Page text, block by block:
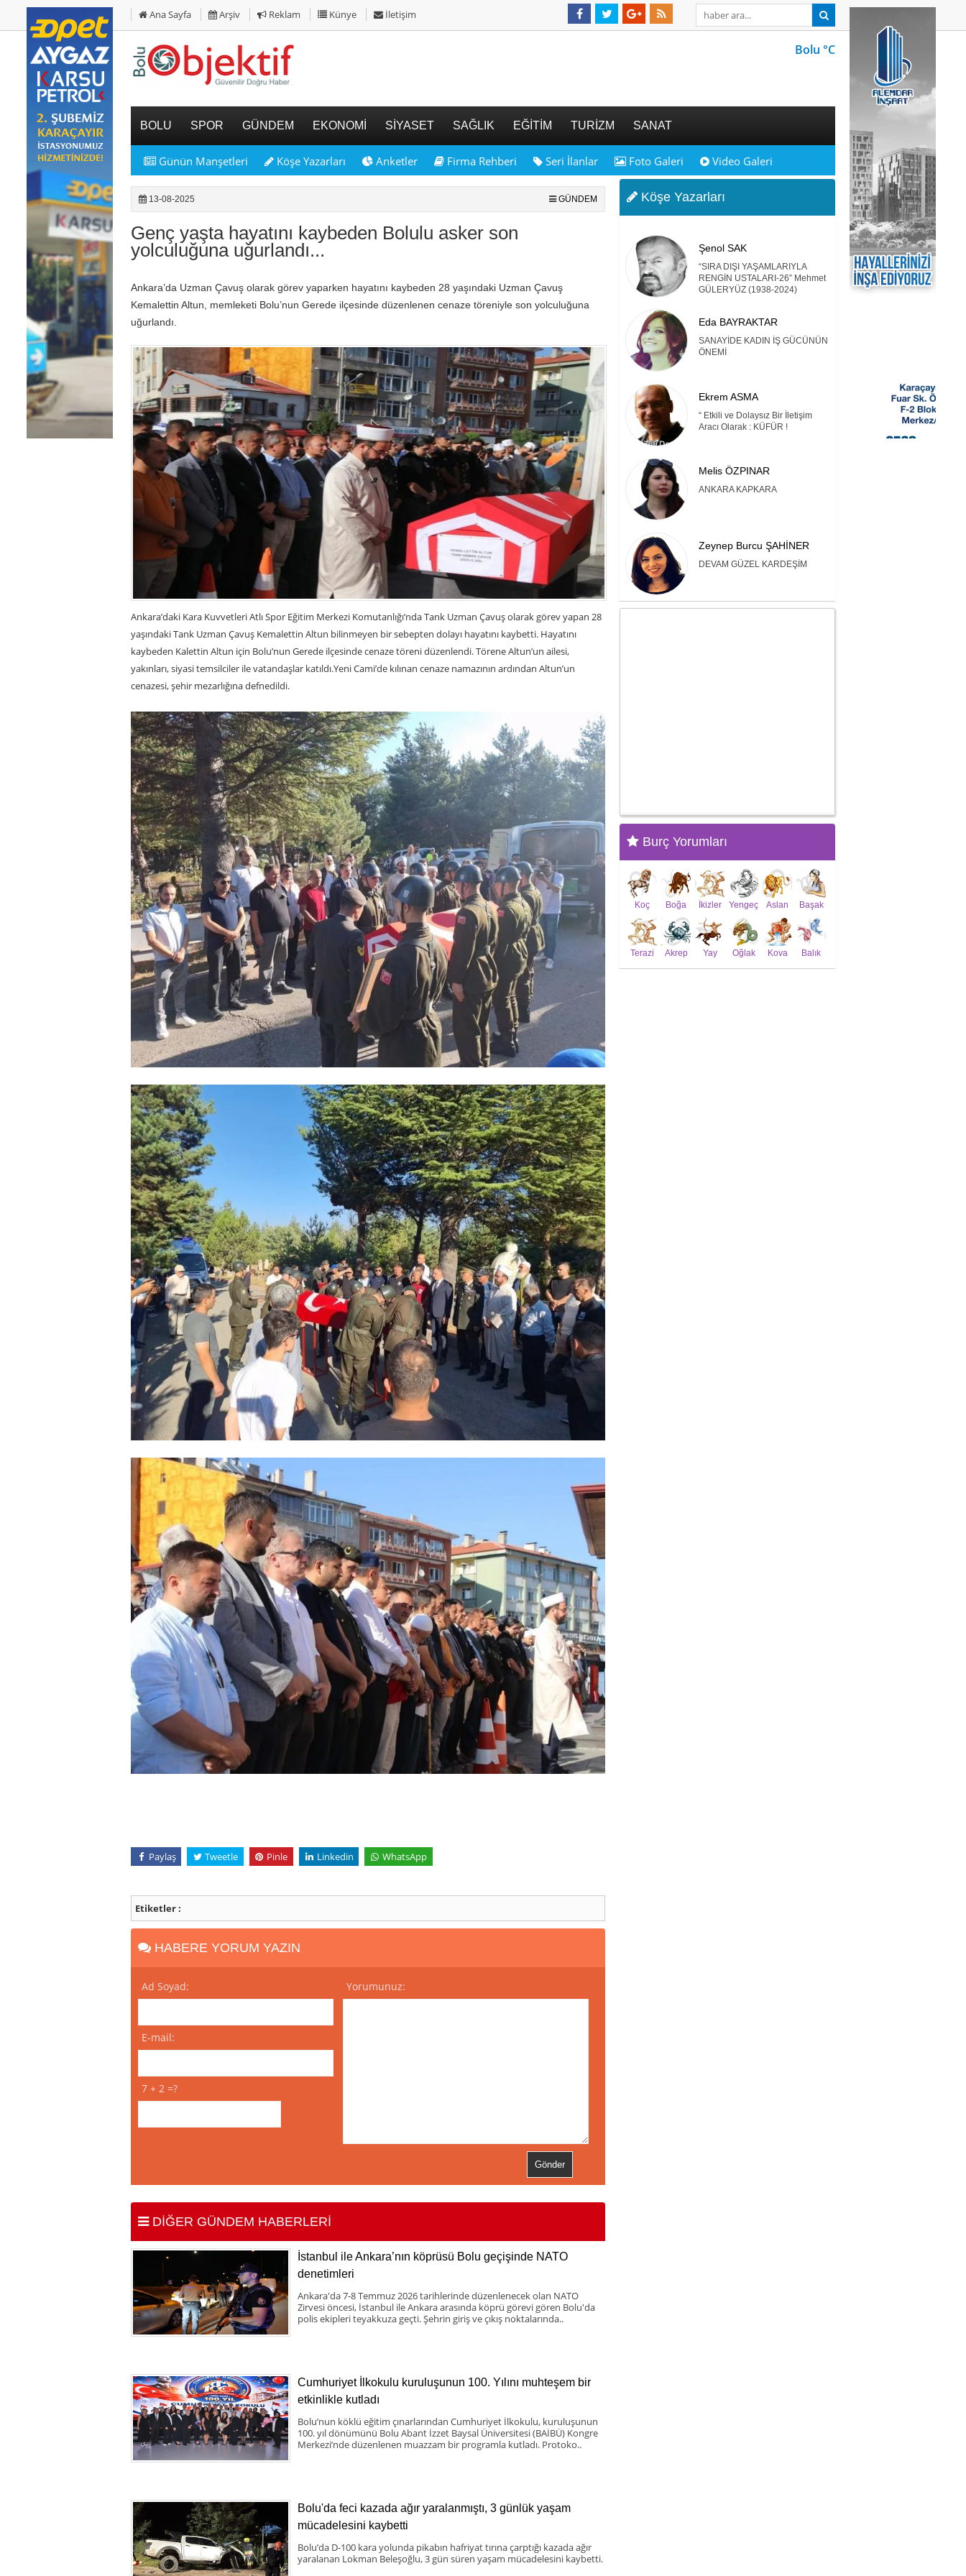
Ana Sayfa Arşiv Reklam Künye İletişim
Bolu °C
BOLU SPOR GÜNDEM EKONOMİ SİYASET SAĞLIK EĞİTİM TURİZM SANAT
Günün Manşetleri Köşe Yazarları Anketler Firma Rehberi Seri İlanlar Foto Galeri Video Galeri
13-08-2025 GÜNDEM
Genç yaşta hayatını kaybeden Bolulu asker son
yolculuğuna uğurlandı...
Ankara’da Uzman Çavuş olarak görev yaparken hayatını kaybeden 28 yaşındaki Uzman Çavuş
Kemalettin Altun, memleketi Bolu’nun Gerede ilçesinde düzenlenen cenaze töreniyle son yolculuğuna
uğurlandı.
Ankara’daki Kara Kuvvetleri Atlı Spor Eğitim Merkezi Komutanlığı’nda Tank Uzman Çavuş olarak görev yapan 28
yaşındaki Tank Uzman Çavuş Kemalettin Altun bilinmeyen bir sebepten dolayı hayatını kaybetti. Hayatını
kaybeden Kalettin Altun için Bolu’nun Gerede ilçesinde cenaze töreni düzenlendi. Törene Altun’un ailesi,
yakınları, siyasi temsilciler ile vatandaşlar katıldı.Yeni Cami’de kılınan cenaze namazının ardından Altun’un
cenazesi, şehir mezarlığına defnedildi.
Paylaş Tweetle Pinle Linkedin WhatsApp
Etiketler :
HABERE YORUM YAZIN
Ad Soyad:
E-mail:
7 + 2 =?
Yorumunuz:
DİĞER GÜNDEM HABERLERİ
İstanbul ile Ankara’nın köprüsü Bolu geçişinde NATO
denetimleri
Ankara'da 7-8 Temmuz 2026 tarihlerinde düzenlenecek olan NATO
Zirvesi öncesi, İstanbul ile Ankara arasında köprü görevi gören Bolu'da
polis ekipleri teyakkuza geçti. Şehrin giriş ve çıkış noktalarında..
Cumhuriyet İlkokulu kuruluşunun 100. Yılını muhteşem bir
etkinlikle kutladı
Bolu’nun köklü eğitim çınarlarından Cumhuriyet İlkokulu, kuruluşunun
100. yıl dönümünü Bolu Abant İzzet Baysal Üniversitesi (BAİBÜ) Kongre
Merkezi’nde düzenlenen muazzam bir programla kutladı. Protoko..
Bolu'da feci kazada ağır yaralanmıştı, 3 günlük yaşam
mücadelesini kaybetti
Bolu’da D-100 kara yolunda pikabın hafriyat tırına çarptığı kazada ağır
yaralanan Lokman Beleşoğlu, 3 gün süren yaşam mücadelesini kaybetti.
Köşe Yazarları
Şenol SAK
“SIRA DIŞI YAŞAMLARIYLA
RENGİN USTALARI-26” Mehmet
GÜLERYÜZ (1938-2024)
Eda BAYRAKTAR
SANAYİDE KADIN İŞ GÜCÜNÜN
ÖNEMİ
Ekrem ASMA
“ Etkili ve Dolaysız Bir İletişim
Aracı Olarak : KÜFÜR !
Melis ÖZPINAR
ANKARA KAPKARA
Zeynep Burcu ŞAHİNER
DEVAM GÜZEL KARDEŞİM
Burç Yorumları
Koç Boğa İkizler Yengeç Aslan Başak
Terazi Akrep Yay Oğlak Kova Balık